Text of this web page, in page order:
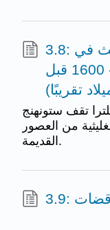
3.8: العصر الحجري الحديث في
إنجلترا (3100 قبل الميلاد - 1600 قبل
تقريبًا)
تقف ستونهنج
من العصور
القديمة.